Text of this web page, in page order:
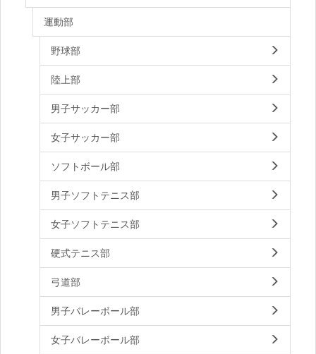
運動部
野球部
陸上部
男子サッカー部
女子サッカー部
ソフトボール部
男子ソフトテニス部
女子ソフトテニス部
硬式テニス部
弓道部
男子バレーボール部
女子バレーボール部